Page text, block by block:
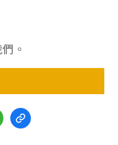
。